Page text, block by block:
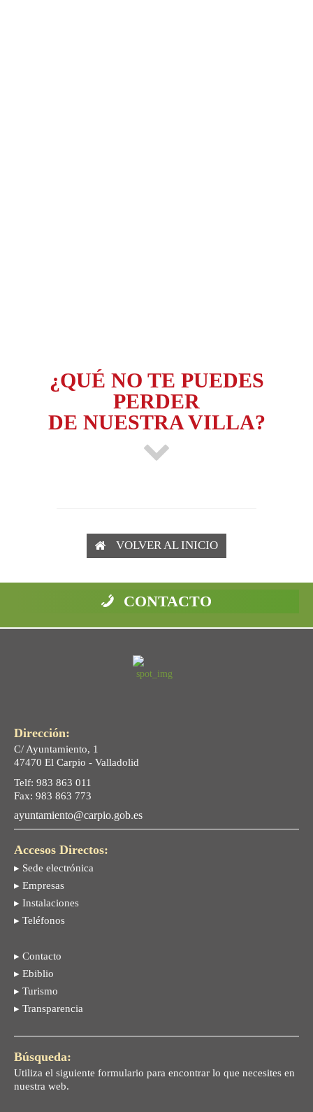
¿QUÉ NO TE PUEDES
PERDER
DE NUESTRA VILLA?
VOLVER AL INICIO
CONTACTO
Dirección:
C/ Ayuntamiento, 1
47470 El Carpio - Valladolid
Telf: 983 863 011
Fax: 983 863 773
ayuntamiento@carpio.gob.es
Accesos Directos:
▸ Sede electrónica
▸ Empresas
▸ Instalaciones
▸ Teléfonos
▸ Contacto
▸ Ebiblio
▸ Turismo
▸ Transparencia
Búsqueda:
Utiliza el siguiente formulario para encontrar lo que necesites en
nuestra web.